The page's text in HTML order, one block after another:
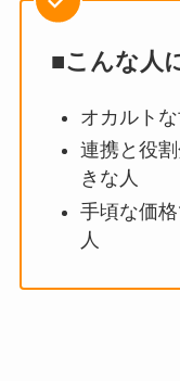
■こんな人
オカルト
連携と役
きな人
手頃な価
人